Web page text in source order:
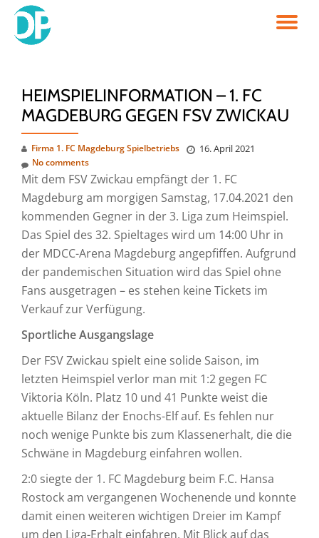
Skip
HEIMSPIELINFORMATION – 1. FC
MAGDEBURG GEGEN FSV ZWICKAU
Firma 1. FC Magdeburg Spielbetriebs 16. April 2021
No comments
Mit dem FSV Zwickau empfängt der 1. FC
Magdeburg am morgigen Samstag, 17.04.2021 den
kommenden Gegner in der 3. Liga zum Heimspiel.
Das Spiel des 32. Spieltages wird um 14:00 Uhr in
der MDCC-Arena Magdeburg angepfiffen. Aufgrund
der pandemischen Situation wird das Spiel ohne
Fans ausgetragen – es stehen keine Tickets im
Verkauf zur Verfügung.
Sportliche Ausgangslage
Der FSV Zwickau spielt eine solide Saison, im
letzten Heimspiel verlor man mit 1:2 gegen FC
Viktoria Köln. Platz 10 und 41 Punkte weist die
aktuelle Bilanz der Enochs-Elf auf. Es fehlen nur
noch wenige Punkte bis zum Klassenerhalt, die die
Schwäne in Magdeburg einfahren wollen.
2:0 siegte der 1. FC Magdeburg beim F.C. Hansa
Rostock am vergangenen Wochenende und konnte
damit einen weiteren wichtigen Dreier im Kampf
um den Liga-Erhalt einfahren. Mit Blick auf das